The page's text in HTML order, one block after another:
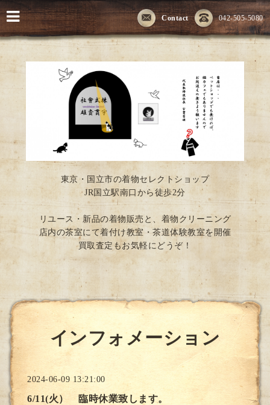
042-505-5080
Contact
東京・国立市の着物セレクトショップ
JR国立駅南口から徒歩2分
リユース・新品の着物販売と、着物クリーニング
店内の茶室にて着付け教室・茶道体験教室を開催
買取査定もお気軽にどうぞ！
インフォメーション
2024-06-09 13:21:00
6/11(火） 臨時休業致します。